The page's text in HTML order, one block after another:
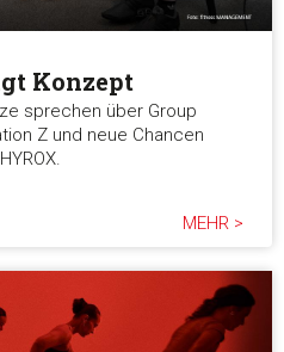
Konzept
sprechen über Group
Z und neue Chancen
MEHR >